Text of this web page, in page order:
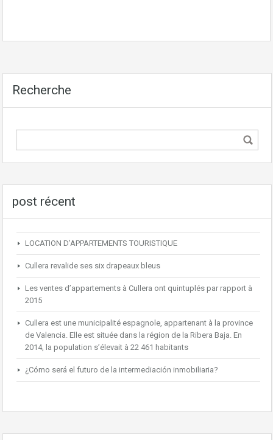
Recherche
post récent
LOCATION D’APPARTEMENTS TOURISTIQUE
Cullera revalide ses six drapeaux bleus
Les ventes d’appartements à Cullera ont quintuplés par rapport à
2015
Cullera est une municipalité espagnole, appartenant à la province
de Valencia. Elle est située dans la région de la Ribera Baja. En
2014, la population s’élevait à 22 461 habitants
¿Cómo será el futuro de la intermediación inmobiliaria?